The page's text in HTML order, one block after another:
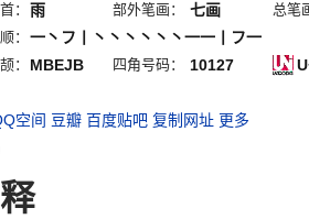
： 雨 部外笔画： 七画
总笔
： 一丶フ丨丶丶丶丶丶丶一一丨フ一
： MBEJB 四角号码： 10127
空间 豆瓣 百度贴吧 复制网址 更多